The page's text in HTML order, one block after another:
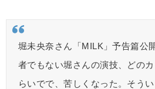
堀未央奈さん「MILK」予告篇公
者でもない堀さんの演技、どの
らいでで、苦しくなった。そう